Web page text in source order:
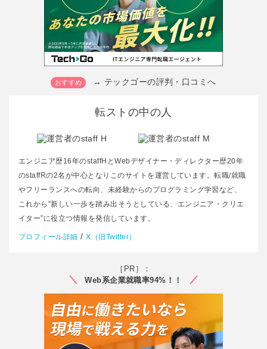
→ テックゴーの評判・口コミへ
転ストの中の人
エンジニア歴16年のstaffHとWebデザイナー・ディレクター歴20年
のstaffRの2名が中心となりこのサイトを運営しています。転職/就職
やフリーランスへの転向、未経験からのプログラミング学習など、
これから”新しい一歩を踏み出そうとしている、エンジニア・クリエ
イター”に役立つ情報を発信しています。
プロフィール詳細 /X（旧Twitter）
［PR］：
Web系企業就職率94%！！